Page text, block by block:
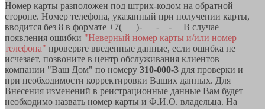
Номер карты разположен под штрих-кодом на обратной
стороне. Номер телефона, указанный при получении карты,
вводится без 8 в формате +7(___)-___-__-__ В случае
появления ошибки "Неверный номер карты и/или номер
телефона" проверьте введенные данные, если ошибка не
исчезает, позвоните в центр обслуживания клиентов
компании "Ваш Дом" по номеру 310-000-3 для проверки и
при необходимости корректировки Ваших данных. Для
Внесения изменений в реистрационные данные Вам будет
необходимо назвать номер карты и Ф.И.О. владельца. На